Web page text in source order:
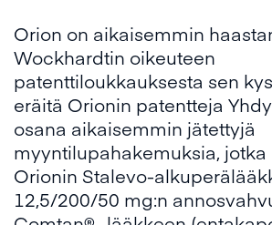
Orion on aikaisemmin
Wockhardtin oikeuteen
patenttiloukkauksesta sen
eräitä Orionin patentteja
osana aikaisemmin jätettyjä
myyntilupahakemuksia, jotka
Orionin Stalevo-
12,5/200/50 mg:n